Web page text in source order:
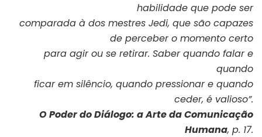
habilidade que pode ser
comparada à dos mestres Jedi, que são capazes
de perceber o momento certo
para agir ou se retirar. Saber quando falar e
quando
ficar em silêncio, quando pressionar e quando
ceder, é valioso”.
O Poder do Diálogo: a Arte da Comunicação
Humana, p. 17.